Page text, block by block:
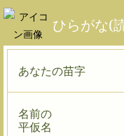
ひらがな(
あなたの苗字
名前の
平仮名